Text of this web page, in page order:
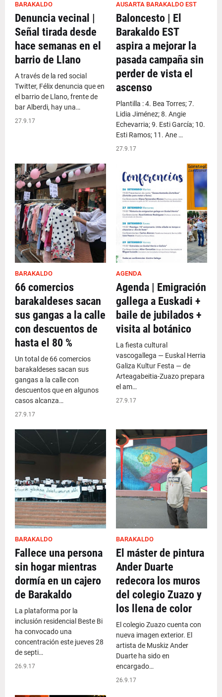
BARAKALDO
Denuncia vecinal |
Señal tirada desde
hace semanas en el
barrio de Llano
A través de la red social
Twitter, Félix denuncia que en
el barrio de Llano, frente de
bar Alberdi, hay una…
27.9.17
AUSARTA BARAKALDO EST
Baloncesto | El
Barakaldo EST
aspira a mejorar la
pasada campaña sin
perder de vista el
ascenso
Plantilla : 4. Bea Torres; 7.
Lidia Jiménez; 8. Angie
Echevarria; 9. Esti García; 10.
Esti Ramos; 11. Ane …
27.9.17
BARAKALDO
66 comercios
barakaldeses sacan
sus gangas a la calle
con descuentos de
hasta el 80 %
Un total de 66 comercios
barakaldeses sacan sus
gangas a la calle con
descuentos que en algunos
casos alcanza…
27.9.17
AGENDA
Agenda | Emigración
gallega a Euskadi +
baile de jubilados +
visita al botánico
La fiesta cultural
vascogallega — Euskal Herria
Galiza Kultur Festa — de
Arteagabeitia-Zuazo prepara
el am…
27.9.17
BARAKALDO
Fallece una persona
sin hogar mientras
dormía en un cajero
de Barakaldo
La plataforma por la
inclusión residencial Beste Bi
ha convocado una
concentración este jueves 28
de septi…
26.9.17
BARAKALDO
El máster de pintura
Ander Duarte
redecora los muros
del colegio Zuazo y
los llena de color
El colegio Zuazo cuenta con
nueva imagen exterior. El
artista de Muskiz Ander
Duarte ha sido en
encargado…
26.9.17